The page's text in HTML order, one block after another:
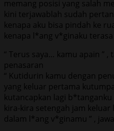
memang posisi yang salah
kini terjawablah sudah
kenapa aku bisa pindah ke
kenapa l*ang v*ginaku
“ Terus saya… kamu apain ”
penasaran
“ Kutidurin kamu dengan
yang keluar pertama
kutancapkan lagi
kira-kira setengah jam keluar
dalam l*ang v*ginamu ” ,